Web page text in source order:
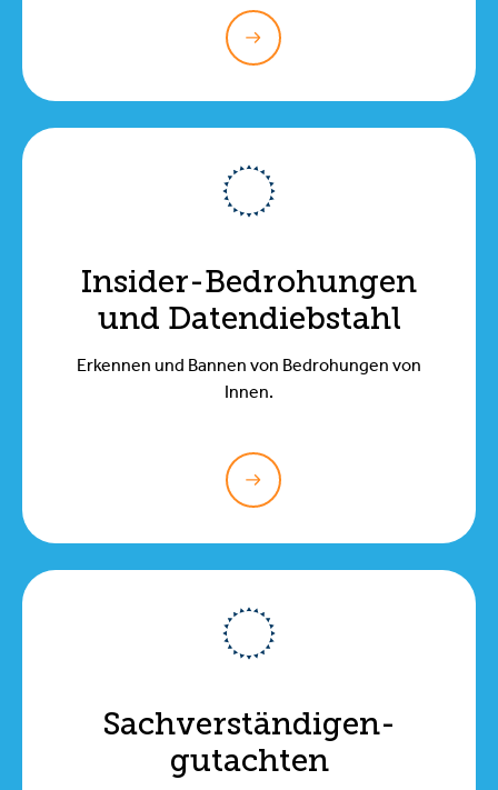
Insider-Bedrohungen
und Datendiebstahl
Erkennen und Bannen von Bedrohungen von
Innen.
Sachverständigen-
gutachten